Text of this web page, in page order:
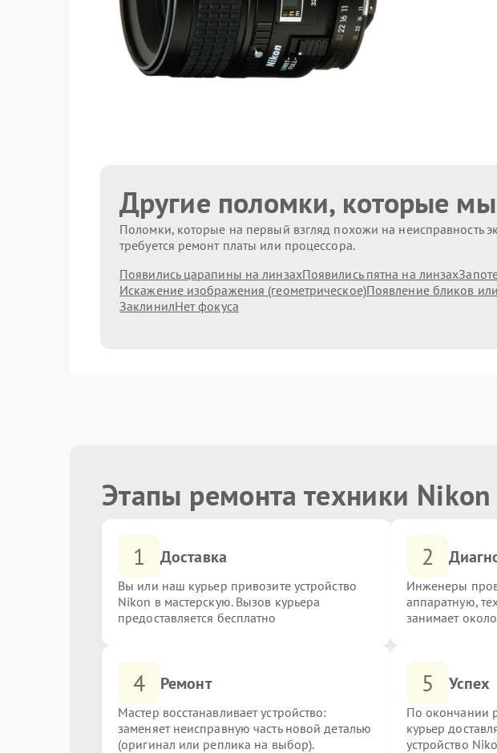
Другие поломки, которые
Поломки, которые на первый взгляд похожи на неисправность
требуется ремонт платы или процессора.
Появились царапины на линзахПоявились пятна на линзах
Искажение изображения (геометрическое)Появление бликов
ЗаклинилНет фокуса
Этапы ремонта техники Nikon
1 Доставка
Вы или наш курьер привозите устройство
Nikon в мастерскую. Вызов курьера
предоставляется бесплатно
2
Инженеры
аппаратную,
занимает
4 Ремонт
Мастер восстанавливает устройство:
заменяет неисправную часть новой деталью
(оригинал или реплика на выбор).
5 Успех
По окончании
курьер
устройство